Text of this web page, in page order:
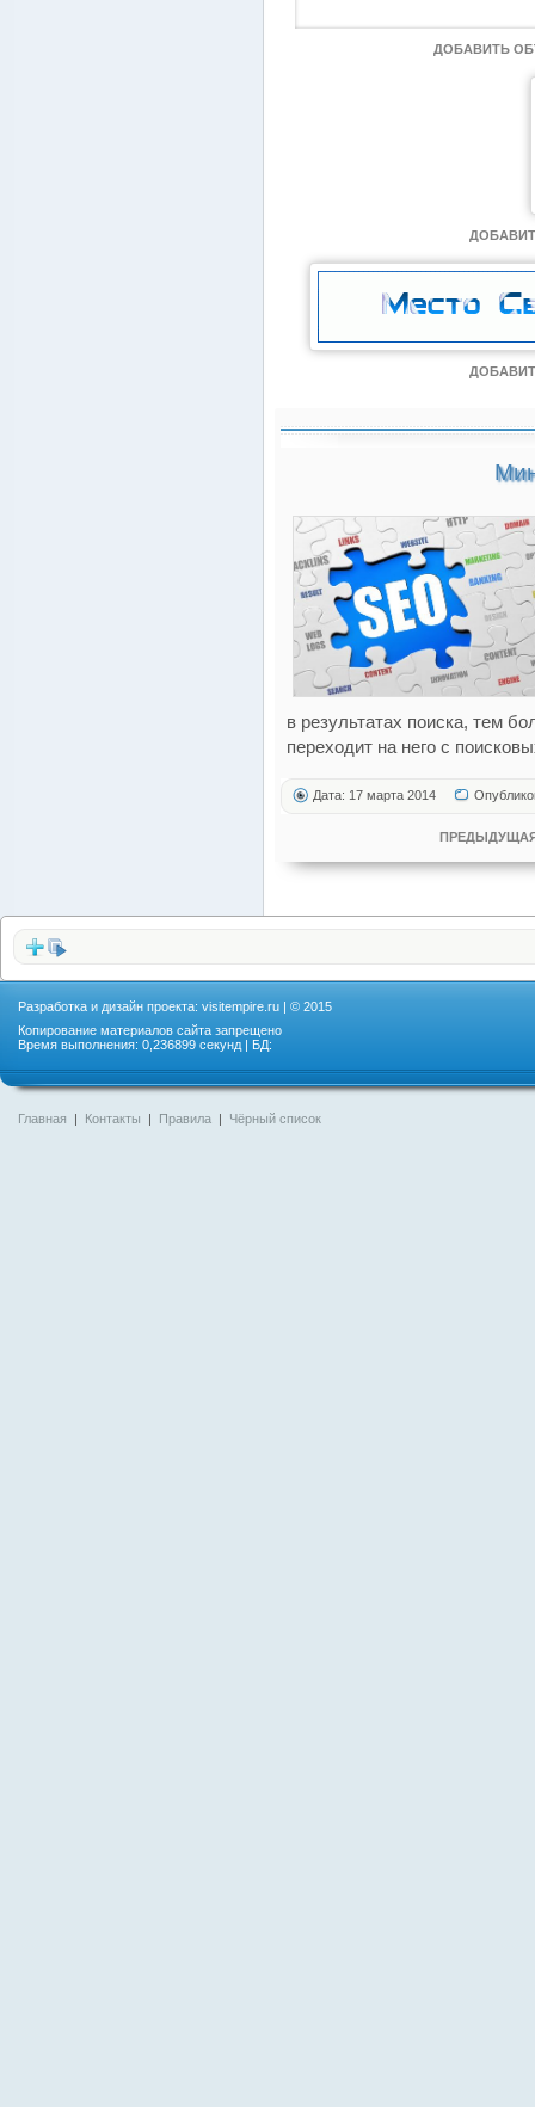
ДОБАВИТЬ
в результатах поиска, тем
переходит на него с
Дата: 17 марта 2014
Разработка и дизайн проекта: visitempire.ru | © 2015
Копирование материалов сайта запрещено
Время выполнения: 0,236899 секунд | БД:
Главная | Контакты | Правила | Чёрный список